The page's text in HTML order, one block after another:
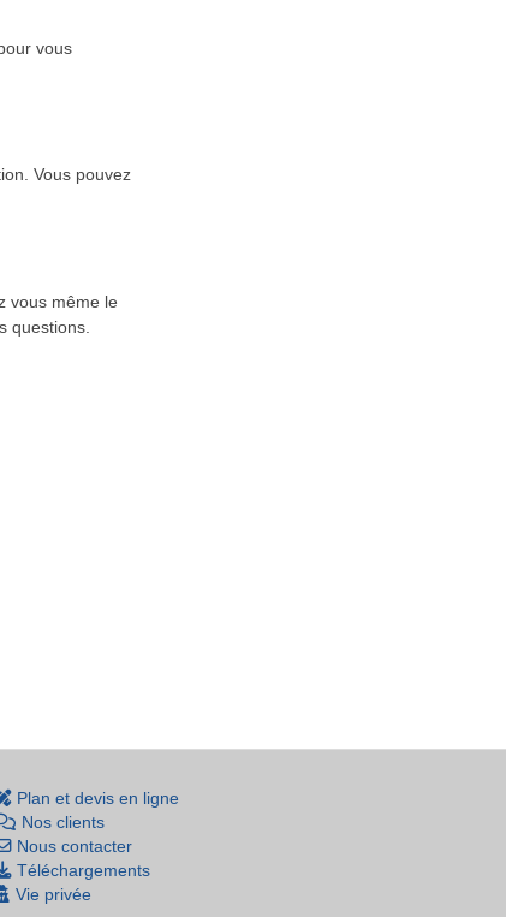
vous
Vous pouvez
vous même le
questions.
Plan et devis en ligne
Nos clients
Nous contacter
Téléchargements
Vie privée